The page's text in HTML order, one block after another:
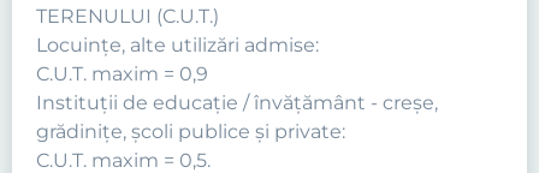
TERENULUI (C.U.T.)
Locuinţe, alte utilizări admise:
C.U.T. maxim = 0,9
Instituţii de educaţie / învăţământ - creşe,
grădiniţe, şcoli publice şi private:
C.U.T. maxim = 0,5.